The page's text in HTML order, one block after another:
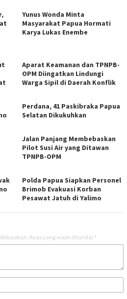
Yunus Wonda Minta
Masyarakat Papua Hormati
Karya Lukas Enembe
Aparat Keamanan dan TPNPB-
OPM Diingatkan Lindungi
Warga Sipil di Daerah Konflik
Perdana, 41 Paskibraka Papua
Selatan Dikukuhkan
Jalan Panjang Membebaskan
Pilot Susi Air yang Ditawan
TPNPB-OPM
Polda Papua Siapkan Personel
Brimob Evakuasi Korban
Pesawat Jatuh di Yalimo
Ruas yang wajib ditandai *